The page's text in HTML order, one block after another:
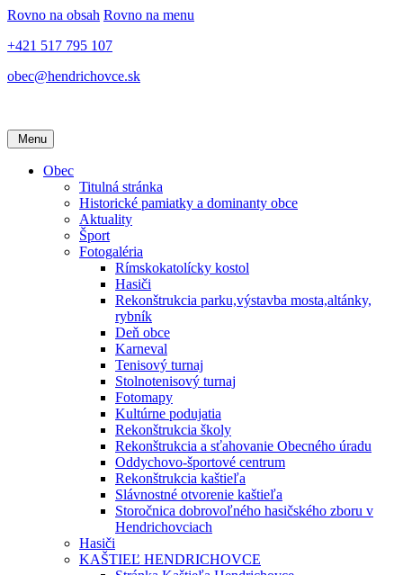
Rovno na obsah Rovno na menu
+421 517 795 107
obec@hendrichovce.sk
Menu
Obec
Titulná stránka
Historické pamiatky a dominanty obce
Aktuality
Šport
Fotogaléria
Rímskokatolícky kostol
Hasiči
Rekonštrukcia parku,výstavba mosta,altánky,
rybník
Deň obce
Karneval
Tenisový turnaj
Stolnotenisový turnaj
Fotomapy
Kultúrne podujatia
Rekonštrukcia školy
Rekonštrukcia a sťahovanie Obecného úradu
Oddychovo-športové centrum
Rekonštrukcia kaštieľa
Slávnostné otvorenie kaštieľa
Storočnica dobrovoľného hasičského zboru v
Hendrichovciach
Hasiči
KAŠTIEĽ HENDRICHOVCE